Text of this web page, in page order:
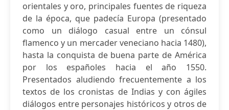
orientales y oro, principales fuentes de riqueza
de la época, que padecía Europa (presentado
como un diálogo casual entre un cónsul
flamenco y un mercader veneciano hacia 1480),
hasta la conquista de buena parte de América
por los españoles hacia el año 1550.
Presentados aludiendo frecuentemente a los
textos de los cronistas de Indias y con ágiles
diálogos entre personajes históricos y otros de